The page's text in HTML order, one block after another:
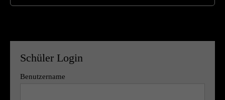
Schüler Login
Benutzername